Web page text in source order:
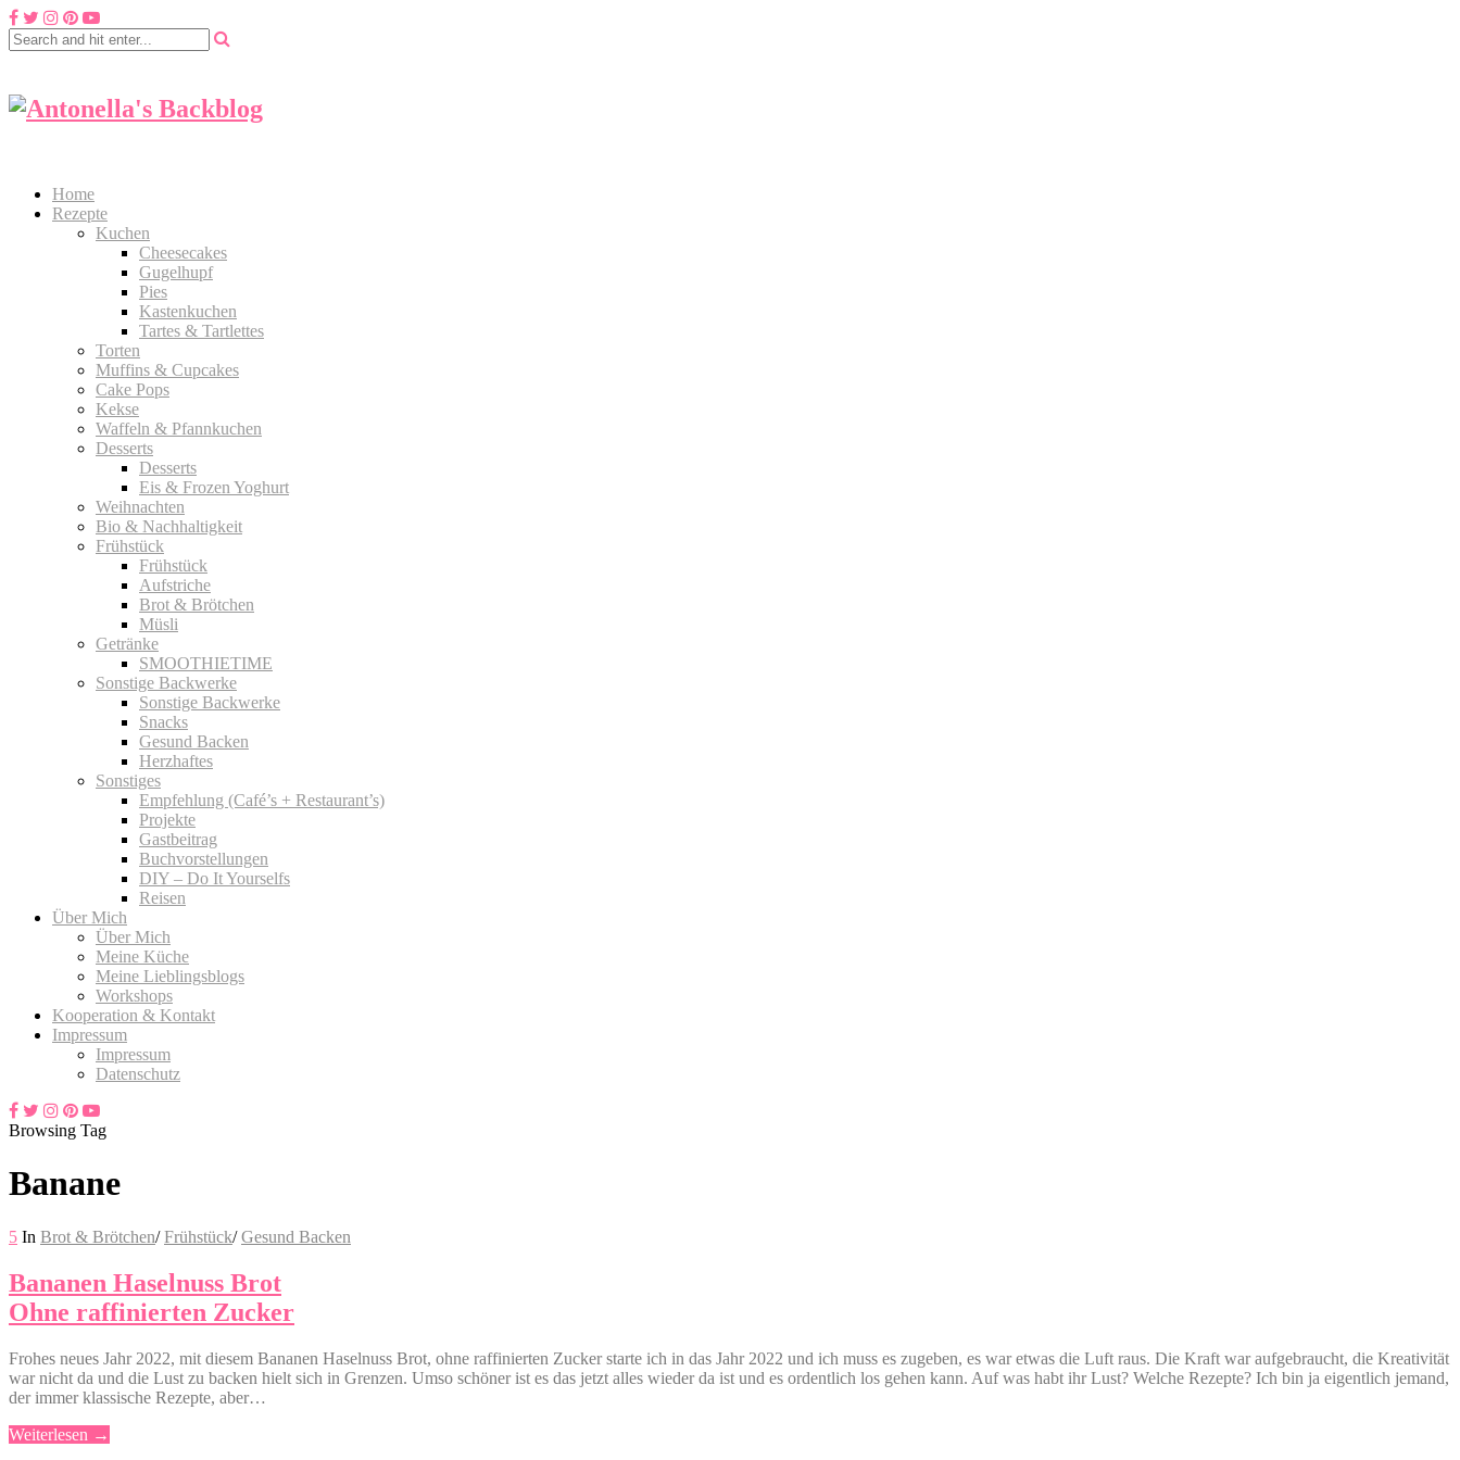
Home
Rezepte
Kuchen
Cheesecakes
Gugelhupf
Pies
Kastenkuchen
Tartes & Tartlettes
Torten
Muffins & Cupcakes
Cake Pops
Kekse
Waffeln & Pfannkuchen
Desserts
Desserts
Eis & Frozen Yoghurt
Weihnachten
Bio & Nachhaltigkeit
Frühstück
Frühstück
Aufstriche
Brot & Brötchen
Müsli
Getränke
SMOOTHIETIME
Sonstige Backwerke
Sonstige Backwerke
Snacks
Gesund Backen
Herzhaftes
Sonstiges
Empfehlung (Café’s + Restaurant’s)
Projekte
Gastbeitrag
Buchvorstellungen
DIY – Do It Yourselfs
Reisen
Über Mich
Über Mich
Meine Küche
Meine Lieblingsblogs
Workshops
Kooperation & Kontakt
Impressum
Impressum
Datenschutz
Browsing Tag
Banane
5 In Brot & Brötchen/ Frühstück/ Gesund Backen
Bananen Haselnuss Brot
Ohne raffinierten Zucker
Frohes neues Jahr 2022, mit diesem Bananen Haselnuss Brot, ohne raffinierten Zucker starte ich in das Jahr 2022 und ich muss es zugeben, es war etwas die Luft raus. Die Kraft war aufgebraucht, die Kreativität
war nicht da und die Lust zu backen hielt sich in Grenzen. Umso schöner ist es das jetzt alles wieder da ist und es ordentlich los gehen kann. Auf was habt ihr Lust? Welche Rezepte? Ich bin ja eigentlich jemand,
der immer klassische Rezepte, aber…
Weiterlesen →